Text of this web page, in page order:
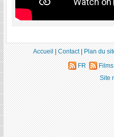
Accueil|Contact|Plan du
FR
Site